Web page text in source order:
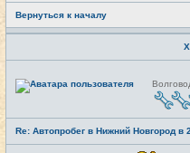
Вернуться к началу
Н
е
е
т
и
Re: Автопробег в Нижний Новгород в